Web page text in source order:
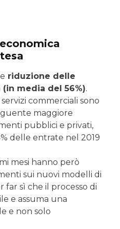
riduzione delle
media del 56%).
commerciali sono
maggiore
pubblici e privati,
delle entrate nel 2019
mesi hanno però
sui nuovi modelli di
far sì che il processo di
e assuma una
e non solo